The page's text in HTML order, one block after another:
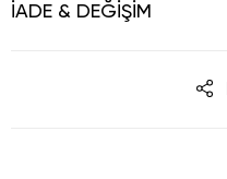
İADE & DEĞIŞIM